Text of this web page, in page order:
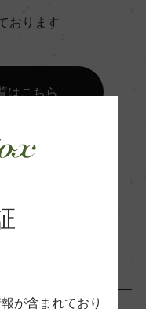
おります
はこちら
が含まれており